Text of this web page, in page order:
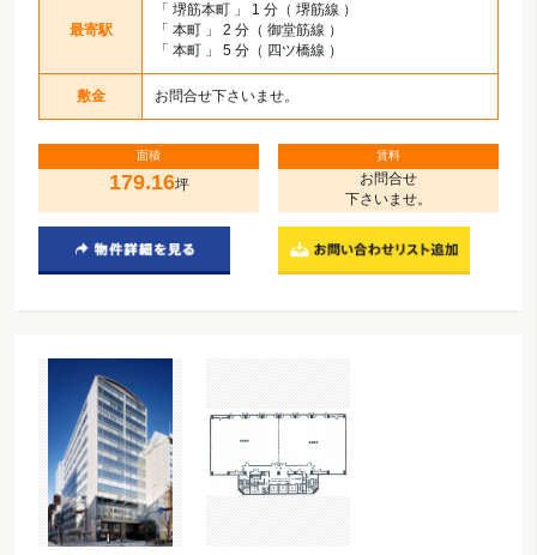
最寄駅
「 堺筋本町 」 1 分（ 堺筋線 ）
「 本町 」 2 分（ 御堂筋線 ）
「 本町 」 5 分（ 四ツ橋線 ）
敷金 お問合せ下さいませ。
面積
179.16坪
賃料
お問合せ
下さいませ。